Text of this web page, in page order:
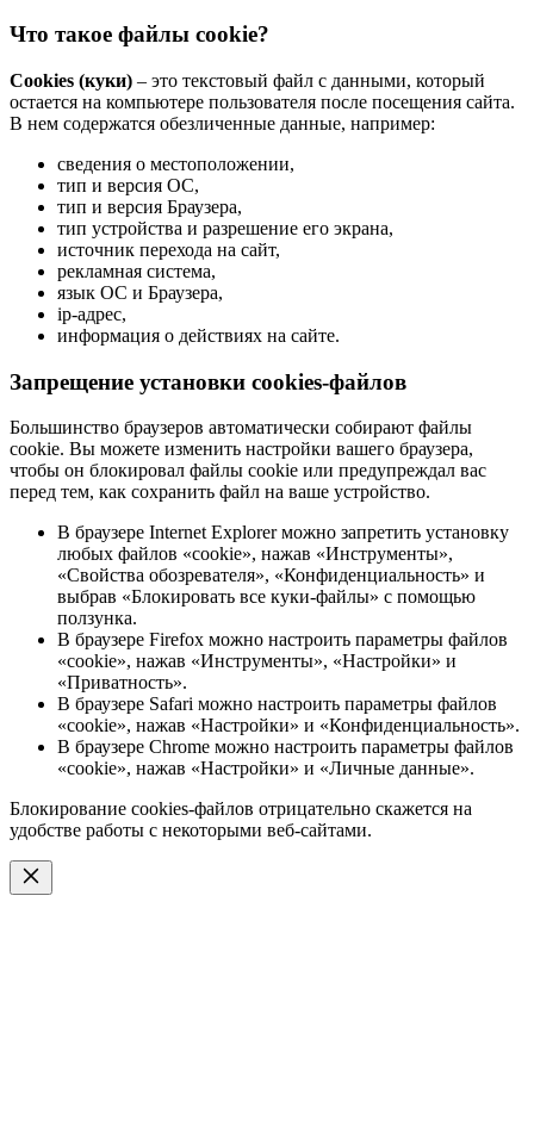
Что такое файлы cookie?
Cookies (куки) – это текстовый файл с данными, который
остается на компьютере пользователя после посещения сайта.
В нем содержатся обезличенные данные, например:
сведения о местоположении,
тип и версия ОС,
тип и версия Браузера,
тип устройства и разрешение его экрана,
источник перехода на сайт,
рекламная система,
язык ОС и Браузера,
ip-адрес,
информация о действиях на сайте.
Запрещение установки cookies-файлов
Большинство браузеров автоматически собирают файлы
cookie. Вы можете изменить настройки вашего браузера,
чтобы он блокировал файлы cookie или предупреждал вас
перед тем, как сохранить файл на ваше устройство.
В браузере Internet Explorer можно запретить установку
любых файлов «cookie», нажав «Инструменты»,
«Свойства обозревателя», «Конфиденциальность» и
выбрав «Блокировать все куки-файлы» с помощью
ползунка.
В браузере Firefox можно настроить параметры файлов
«cookie», нажав «Инструменты», «Настройки» и
«Приватность».
В браузере Safari можно настроить параметры файлов
«cookie», нажав «Настройки» и «Конфиденциальность».
В браузере Chrome можно настроить параметры файлов
«cookie», нажав «Настройки» и «Личные данные».
Блокирование cookies-файлов отрицательно скажется на
удобстве работы с некоторыми веб-сайтами.